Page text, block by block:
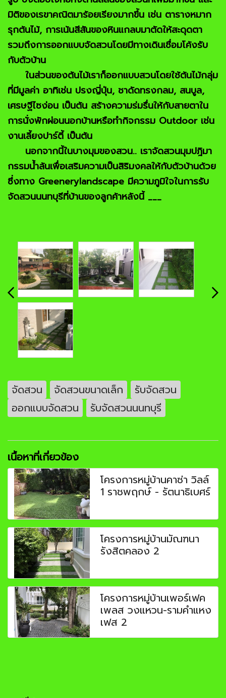
มิติของเรขาคณิตมาร้อยเรียงมากขึ้น เช่น ตารางหมาก
รุกต้นไม้, การเน้นสีสันของหินแกลบมาตัดให้สะดุดตา
รวมถึงการออกแบบจัดสวนโดยมีทางเดินเชื่อมโค้งรับ
กับตัวบ้าน
ในส่วนของต้นไม้เราก็ออกแบบสวนโดยใช้ต้นไม้กลุ่ม
ที่มีมูลค่า อาทิเช่น ปรงญี่ปุ่น, ชาดัดทรงกลม, สนบูล,
เศรษฐีไซง่อน เป็นต้น สร้างความร่มรื่นให้กับสายตาใน
การนั่งพักผ่อนนอกบ้านหรือทำกิจกรรม Outdoor เช่น
งานเลี้ยงปาร์ตี้ เป็นต้น
นอกจากนี้ในบางมุมของสวน.. เราจัดสวนมุมปฎิมา
กรรมน้ำล้นเพื่อเสริมความเป็นสิริมงคลให้กับตัวบ้านด้วย
ซึ่งทาง Greenerylandscape มีความภูมิใจในการรับ
จัดสวนนนทบุรีที่บ้านของลูกค้าหลังนี้ ___
จัดสวน จัดสวนขนาดเล็ก
รับจัดสวน
ออกแบบจัดสวน
รับจัดสวนนนทบุรี
เนื้อหาที่เกี่ยวข้อง
โครงการหมู่บ้านคาซ่า วิลล์
1 ราชพฤกษ์ - รัตนาธิเบศร์
โครงการหมู่บ้านมัณฑนา
รังสิตคลอง 2
โครงการหมู่บ้านเพอร์เฟค
เพลส วงแหวน-รามคำแหง
เฟส 2